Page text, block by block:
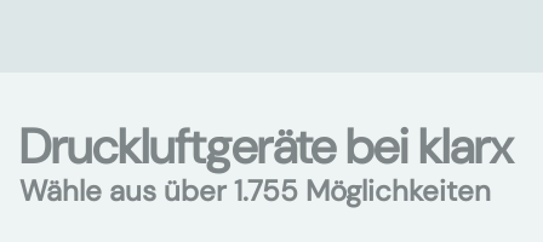
Druckluftgeräte bei klarx
Wähle aus über 1.755 Möglichkeiten